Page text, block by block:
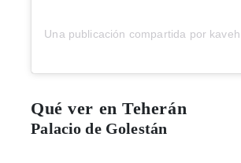
Qué ver en Teherán
Palacio de Golestán